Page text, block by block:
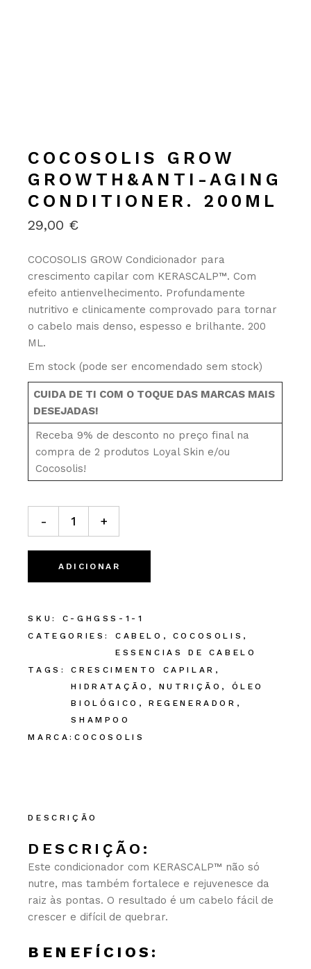
COCOSOLIS GROW
GROWTH&ANTI-AGING
CONDITIONER. 200ML
29,00 €
COCOSOLIS GROW Condicionador para
crescimento capilar com KERASCALP™. Com
efeito antienvelhecimento. Profundamente
nutritivo e clinicamente comprovado para tornar
o cabelo mais denso, espesso e brilhante. 200
ML.
Em stock (pode ser encomendado sem stock)
CUIDA DE TI COM O TOQUE DAS MARCAS MAIS
DESEJADAS!
Receba 9% de desconto no preço final na
compra de 2 produtos Loyal Skin e/ou
Cocosolis!
COCOSOLIS GROW Growth&Anti-aging Conditioner.
- +
ADICIONAR
SKU:
C-GHGSS-1-1
CATEGORIES:
CABELO , COCOSOLIS ,
ESSENCIAS DE CABELO
TAGS:
CRESCIMENTO CAPILAR ,
HIDRATAÇÃO , NUTRIÇÃO , ÓLEO
BIOLÓGICO , REGENERADOR ,
SHAMPOO
MARCA: COCOSOLIS
DESCRIÇÃO
DESCRIÇÃO:
Este condicionador com KERASCALP™ não só
nutre, mas também fortalece e rejuvenesce da
raiz às pontas. O resultado é um cabelo fácil de
crescer e difícil de quebrar.
BENEFÍCIOS: